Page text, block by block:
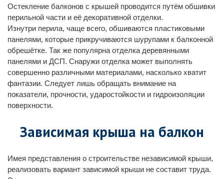
Остекление балконов с крышей проводится путём обшивки
перильной части и её декоративной отделки.
Изнутри перила, чаще всего, обшиваются пластиковыми
панелями, которые прикручиваются шурупами к балконной
обрешётке. Так же популярна отделка деревянными
панелями и ДСП. Снаружи отделка может выполнять
совершенно различными материалами, насколько хватит
фантазии. Следует лишь обращать внимание на
показатели, прочности, ударостойкости и гидроизоляции
поверхности.
Зависимая крыша на балкон
Имея представления о строительстве независимой крыши,
реализовать вариант зависимой крыши не составит труда.